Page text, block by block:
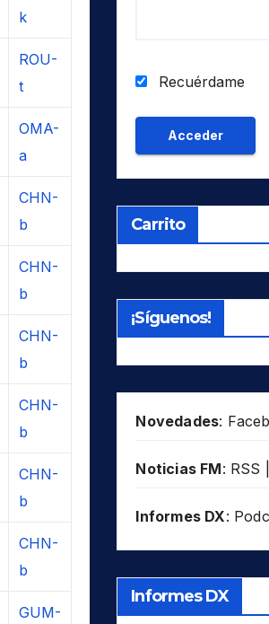
k
ROU-
t
OMA-
a
CHN-
b
CHN-
b
CHN-
b
CHN-
b
CHN-
b
CHN-
b
GUM-
Recuérdame
Carrito
¡Síguenos!
Novedades:
Noticias FM: RSS
Informes DX:
Informes DX